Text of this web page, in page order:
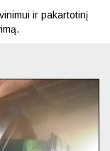
ir pakartotinį